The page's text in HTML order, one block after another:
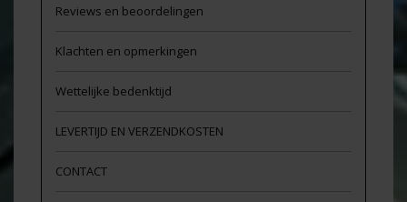
Reviews en beoordelingen
Klachten en opmerkingen
Wettelijke bedenktijd
LEVERTIJD EN VERZENDKOSTEN
CONTACT